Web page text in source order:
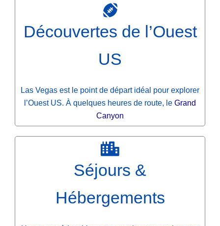
Découvertes de l’Ouest
US
Las Vegas est le point de départ idéal pour explorer
l’Ouest US. À quelques heures de route, le Grand
Canyon
Séjours &
Hébergements